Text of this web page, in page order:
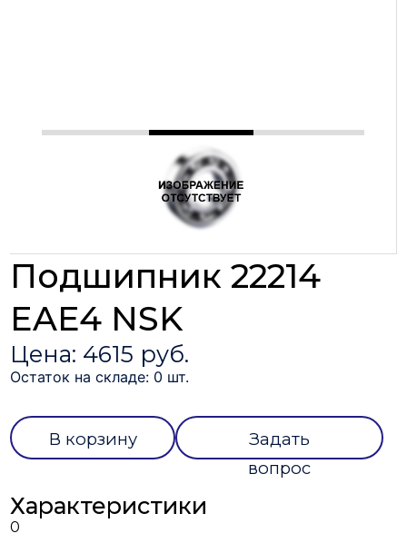
Подшипник 22214
EAE4 NSK
Цена: 4615 руб.
Остаток на складе: 0 шт.
В корзину
Задать
вопрос
Характеристики
0